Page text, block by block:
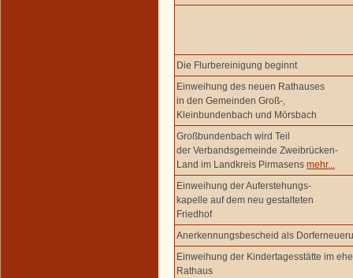
Die Flurbereinigung beginnt
Einweihung des neuen Rathauses
in den Gemeinden Groß-,
Kleinbundenbach und Mörsbach
Großbundenbach wird Teil
der Verbandsgemeinde Zweibrücken-
Land im Landkreis Pirmasens mehr...
Einweihung der Auferstehungs-
kapelle auf dem neu gestalteten
Friedhof
Anerkennungsbescheid als
Einweihung der Kindertagesstätte im
Rathaus